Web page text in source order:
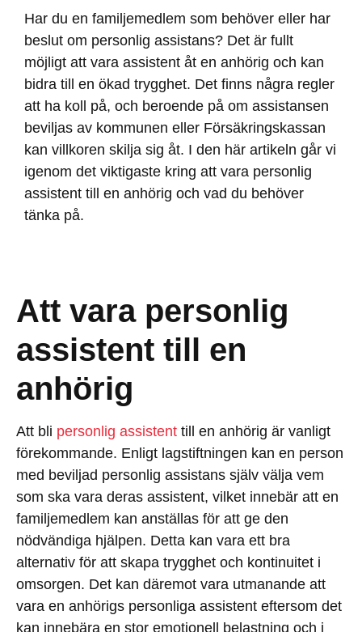
Har du en familjemedlem som behöver eller har
beslut om personlig assistans? Det är fullt
möjligt att vara assistent åt en anhörig och kan
bidra till en ökad trygghet. Det finns några regler
att ha koll på, och beroende på om assistansen
beviljas av kommunen eller Försäkringskassan
kan villkoren skilja sig åt. I den här artikeln går vi
igenom det viktigaste kring att vara personlig
assistent till en anhörig och vad du behöver
tänka på.
Att vara personlig
assistent till en
anhörig
Att bli personlig assistent till en anhörig är vanligt
förekommande. Enligt lagstiftningen kan en person
med beviljad personlig assistans själv välja vem
som ska vara deras assistent, vilket innebär att en
familjemedlem kan anställas för att ge den
nödvändiga hjälpen. Detta kan vara ett bra
alternativ för att skapa trygghet och kontinuitet i
omsorgen. Det kan däremot vara utmanande att
vara en anhörigs personliga assistent eftersom det
kan innebära en stor emotionell belastning och i